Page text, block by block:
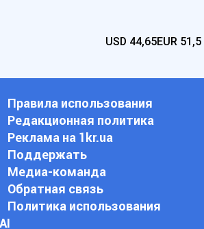
USD 44,65EUR 51,5
Правила использования
Редакционная политика
Реклама на 1kr.ua
Поддержать
Медиа-команда
Обратная связь
Политика использования
АI